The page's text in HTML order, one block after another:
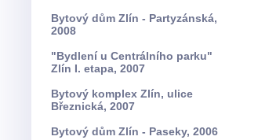
Bytový dům Zlín - Partyzánská,
2008
"Bydlení u Centrálního parku"
Zlín I. etapa, 2007
Bytový komplex Zlín, ulice
Březnická, 2007
Bytový dům Zlín - Paseky, 2006